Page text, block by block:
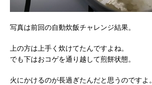
写真は前回の自動炊飯チャレンジ結果。
上の方は上手く炊けてたんですよね。
でも下はおコゲを通り越して煎餅状態。
火にかけるのが長過ぎたんだと思うのですよ。